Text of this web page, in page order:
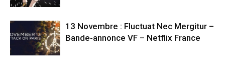
13 Novembre : Fluctuat Nec Mergitur –
Bande-annonce VF – Netflix France